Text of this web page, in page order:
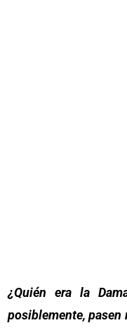
¿Quién era la
posiblemente, pasen